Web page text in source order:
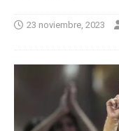
23 noviembre, 2023